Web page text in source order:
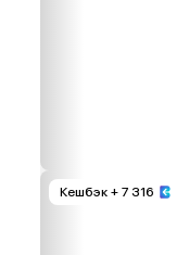
Кешбэк + 7 316